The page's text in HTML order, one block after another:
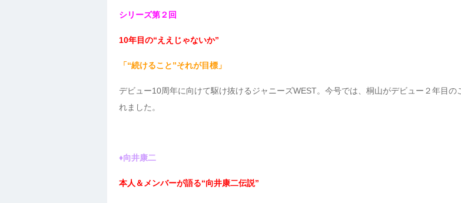
シリーズ第２回
10年目の“ええじゃないか”
「“続けること”それが目標」
デビュー10周年に向けて駆け抜けるジャニーズWEST。今号では、桐山がデビュー２年目
れました。
♦向井康二
本人＆メンバーが語る“向井康二伝説”